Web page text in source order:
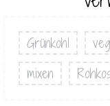
Grünkohl
mixen